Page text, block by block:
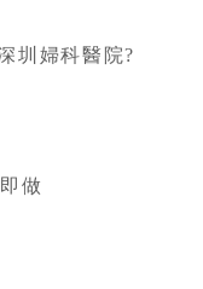
婦科醫院?
做